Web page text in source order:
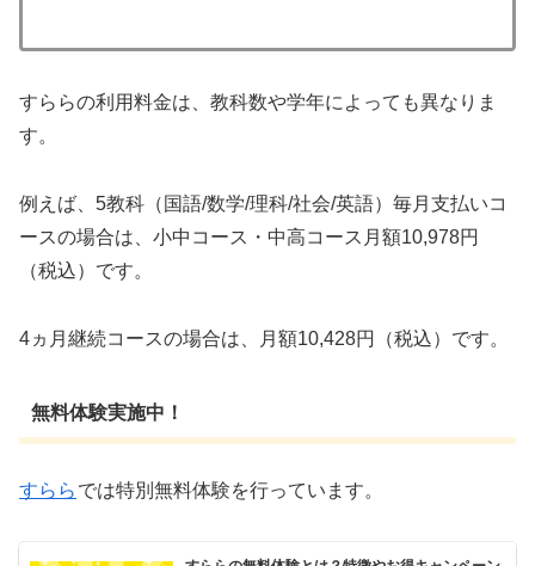
すららの利用料金は、教科数や学年によっても異なりま
す。
例えば、5教科（国語/数学/理科/社会/英語）毎月支払いコ
ースの場合は、小中コース・中高コース月額10,978円
（税込）です。
4ヵ月継続コースの場合は、月額10,428円（税込）です。
無料体験実施中！
すらら では特別無料体験を行っています。